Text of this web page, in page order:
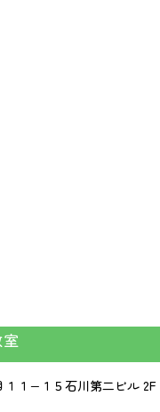
１１−１５石川第二ビル 2F